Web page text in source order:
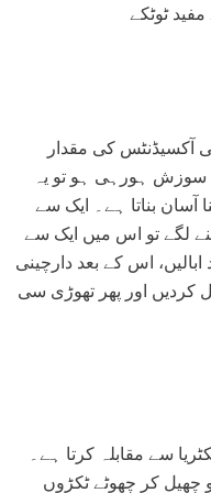
Onion Shampoo Natural
QUICK ADD
ٹوٹکے
آکسیڈنٹس کی مقدار
سوزش ہورہی ہو تو یہ
آسان بناتا ہے۔ ایک سے
لگے تو اس میں ایک سے
اس کے بعد دارچینی
کردیں اور پھر تھوڑی سی
سے مقابلہ کرتا ہے۔
چھیل کر چھوٹے ٹکڑوں